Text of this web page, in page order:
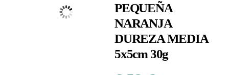
PEQUEÑA
NARANJA
DUREZA MEDIA
5x5cm 30g